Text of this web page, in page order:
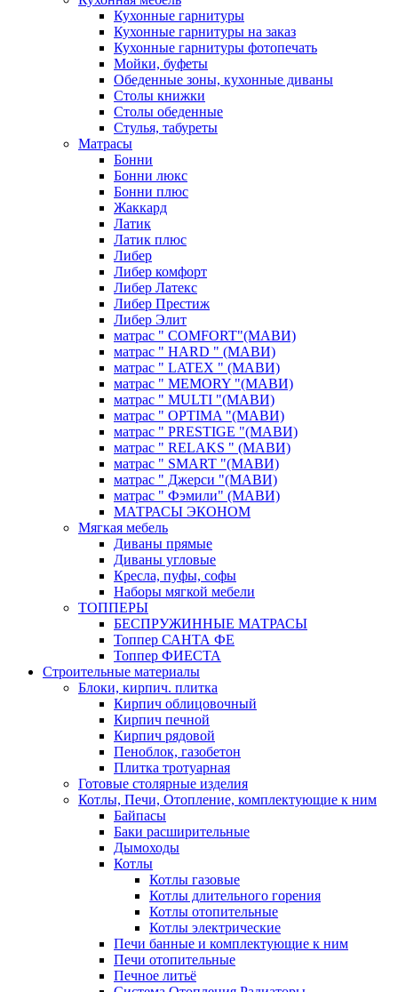
Кухонные гарнитуры
Кухонные гарнитуры на заказ
Кухонные гарнитуры фотопечать
Мойки, буфеты
Обеденные зоны, кухонные диваны
Столы книжки
Столы обеденные
Стулья, табуреты
Матрасы
Бонни
Бонни люкс
Бонни плюс
Жаккард
Латик
Латик плюс
Либер
Либер комфорт
Либер Латекс
Либер Престиж
Либер Элит
матрас " COMFORT"(МАВИ)
матрас " HARD " (МАВИ)
матрас " LATEX " (МАВИ)
матрас " MEMORY "(МАВИ)
матрас " MULTI "(МАВИ)
матрас " OPTIMA "(МАВИ)
матрас " PRESTIGE "(МАВИ)
матрас " RELAKS " (МАВИ)
матрас " SMART "(МАВИ)
матрас " Джерси "(МАВИ)
матрас " Фэмили" (МАВИ)
МАТРАСЫ ЭКОНОМ
Мягкая мебель
Диваны прямые
Диваны угловые
Кресла, пуфы, софы
Наборы мягкой мебели
ТОППЕРЫ
БЕСПРУЖИННЫЕ МАТРАСЫ
Топпер САНТА ФЕ
Топпер ФИЕСТА
Строительные материалы
Блоки, кирпич. плитка
Кирпич облицовочный
Кирпич печной
Кирпич рядовой
Пеноблок, газобетон
Плитка тротуарная
Готовые столярные изделия
Котлы, Печи, Отопление, комплектующие к ним
Байпасы
Баки расширительные
Дымоходы
Котлы
Котлы газовые
Котлы длительного горения
Котлы отопительные
Котлы электрические
Печи банные и комплектующие к ним
Печи отопительные
Печное литьё